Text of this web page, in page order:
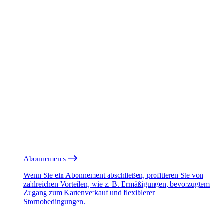
Abonnements
Wenn Sie ein Abonnement abschließen, profitieren Sie von
zahlreichen Vorteilen, wie z. B. Ermäßigungen, bevorzugtem
Zugang zum Kartenverkauf und flexibleren
Stornobedingungen.